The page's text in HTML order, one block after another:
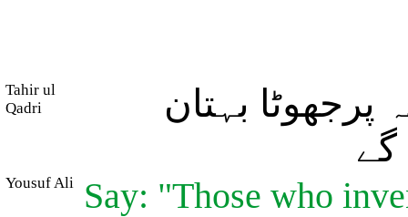
Tahir ul
Qadri
بہتان
گے
Yousuf Ali
Say: "Those who